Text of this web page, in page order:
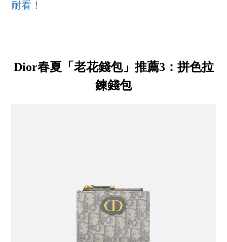
耐看！
Dior春夏「老花錢包」推薦3：拼色拉
鍊錢包